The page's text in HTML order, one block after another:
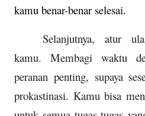
kamu benar-benar selesai.
Selanjutnya, atur
kamu. Membagi waktu
peranan penting, supaya
prokastinasi. Kamu bisa